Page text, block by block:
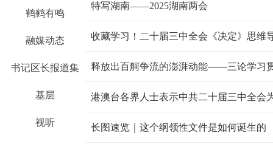
鹤鹤有鸣
融媒动态
书记区长报道集
基层
视听
特写湖南——2025湖南两会
收藏学习！二十届三中全会《决定》思维
释放出百舸争流的澎湃动能——三论学习
港澳台各界人士表示中共二十届三中全会
长图速览｜这个纲领性文件是如何诞生的